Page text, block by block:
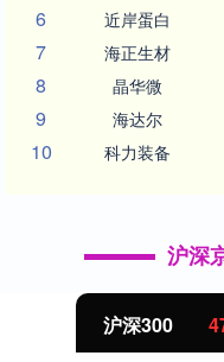
6 近岸蛋白
7 海正生材
8 晶华微
9 海达尔
10 科力装备
沪深
北证50